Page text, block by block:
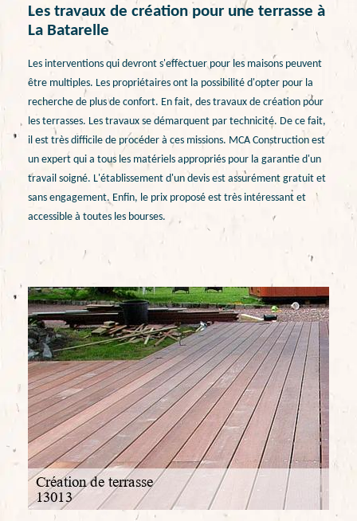
Les travaux de création pour une terrasse à
La Batarelle
Les interventions qui devront s'effectuer pour les maisons peuvent
être multiples. Les propriétaires ont la possibilité d'opter pour la
recherche de plus de confort. En fait, des travaux de création pour
les terrasses. Les travaux se démarquent par technicité. De ce fait,
il est très difficile de procéder à ces missions. MCA Construction est
un expert qui a tous les matériels appropriés pour la garantie d'un
travail soigné. L'établissement d'un devis est assurément gratuit et
sans engagement. Enfin, le prix proposé est très intéressant et
accessible à toutes les bourses.